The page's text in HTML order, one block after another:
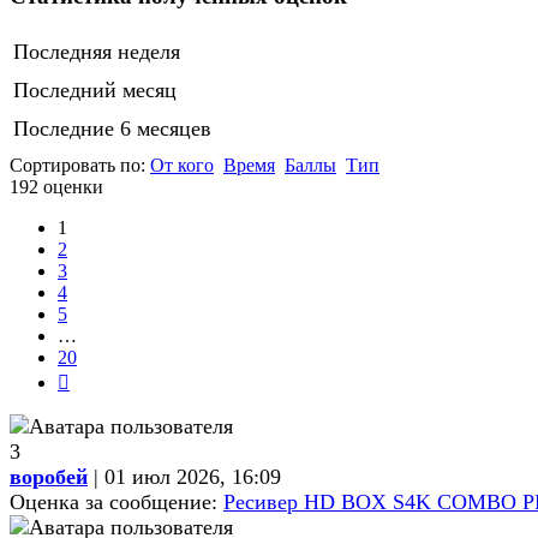
Последняя неделя
Последний месяц
Последние 6 месяцев
Сортировать по: От кого Время Баллы Тип
192 оценки
1
2
3
4
5
…
20
3
воробей | 01 июл 2026, 16:09
Оценка за сообщение: Ресивер HD BOX S4K COMBO